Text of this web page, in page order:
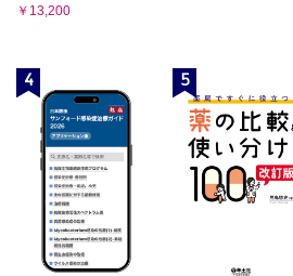
￥13,200
4 5